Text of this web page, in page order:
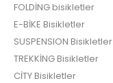
FOLDİNG bisikletler
E-BİKE Bisikletler
SUSPENSION Bisikletler
TREKKİNG Bisikletler
CİTY Bisikletler